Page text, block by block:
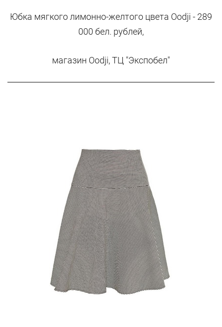
Юбка мягкого лимонно-желтого цвета Oodji - 289
000 бел. рублей,
магазин Oodji, ТЦ "Экспобел"